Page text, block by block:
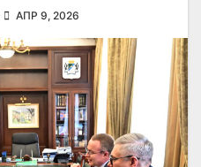
АПР 9, 2026